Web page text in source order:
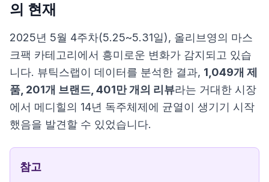
의 현재
2025년 5월 4주차(5.25~5.31일), 올리브영의 마스
크팩 카테고리에서 흥미로운 변화가 감지되고 있습
니다. 뷰틱스랩이 데이터를 분석한 결과, 1,049개 제
품, 201개 브랜드, 401만 개의 리뷰라는 거대한 시장
에서 메디힐의 14년 독주체제에 균열이 생기기 시작
했음을 발견할 수 있었습니다.
참고